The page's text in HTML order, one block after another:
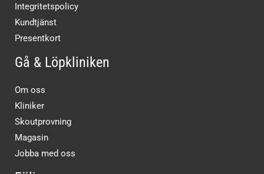
Integritetspolicy
Kundtjänst
Presentkort
Gå & Löpkliniken
Om oss
Kliniker
Skoutprovning
Magasin
Jobba med oss